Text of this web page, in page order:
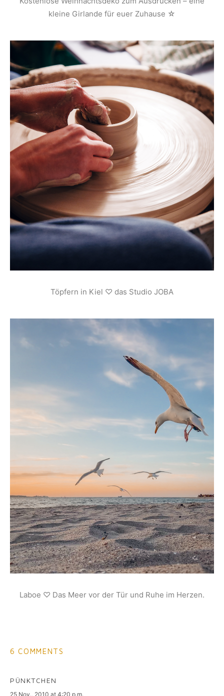
kleine Girlande für euer Zuhause ☆
Töpfern in Kiel ♡ das Studio JOBA
Laboe ♡ Das Meer vor der Tür und Ruhe im Herzen.
6 COMMENTS
PÜNKTCHEN
says:
25 Nov., 2010 at 4:20 p.m.